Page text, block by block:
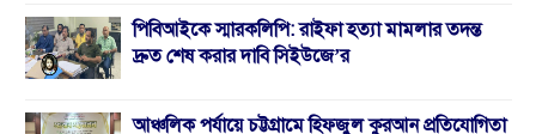
পিবিআইকে স্মারকলিপি: রাইফা হত্যা মামলার তদন্ত
দ্রুত শেষ করার দাবি সিইউজে’র
আঞ্চলিক পর্যায়ে চট্টগ্রামে হিফজুল কুরআন প্রতিযোগিতা